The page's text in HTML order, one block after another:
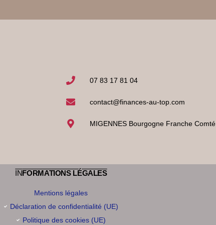
07 83 17 81 04
contact@finances-au-top.com
MIGENNES Bourgogne Franche Comté
INFORMATIONS LÉGALES
Mentions légales
Déclaration de confidentialité (UE)
Politique des cookies (UE)